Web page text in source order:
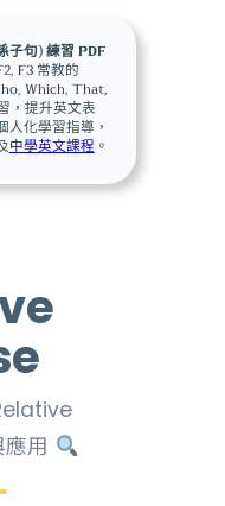
子句 ) 練習 PDF
F3 常教的
Which, That,
，提升英文表
人化學習指導，
中學英文課程 。
用